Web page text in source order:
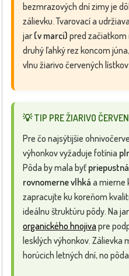
bezmrazových dní zimy je
zálievku. Tvarovací a
jar (v marci) pred začiatkom
druhý ľahký rez koncom
vlnu žiarivo červených lístkov.
💡 TIP PRE ŽIARIVO
Pre čo najsýtijšie
výhonkov vyžaduje fotínia
Pôda by mala byť
rovnomerne vlhká a mierne
zapracujte ku koreňom
ideálnu štruktúru pôdy. Na
organického hnojiva pre
lesklých výhonkov. Zálievka
horúcich letných dní, no